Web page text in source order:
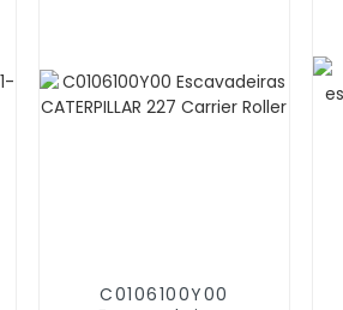
C0106100Y00